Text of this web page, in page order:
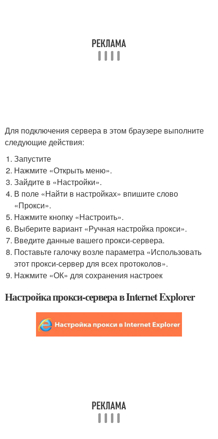
Для подключения сервера в этом браузере выполните
следующие действия:
Запустите
Нажмите «Открыть меню».
Зайдите в «Настройки».
В поле «Найти в настройках» впишите слово
«Прокси».
Нажмите кнопку «Настроить».
Выберите вариант «Ручная настройка прокси».
Введите данные вашего прокси-сервера.
Поставьте галочку возле параметра «Использовать
этот прокси-сервер для всех протоколов».
Нажмите «ОК» для сохранения настроек
Настройка прокси-сервера в Internet Explorer